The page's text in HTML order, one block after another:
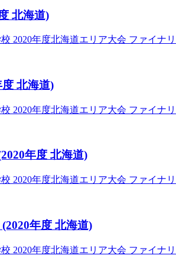
北海道)
2020年度北海道エリア大会 ファイナ
度 北海道)
2020年度北海道エリア大会 ファイナ
年度 北海道)
2020年度北海道エリア大会 ファイナ
(2020年度 北海道)
2020年度北海道エリア大会 ファイナ